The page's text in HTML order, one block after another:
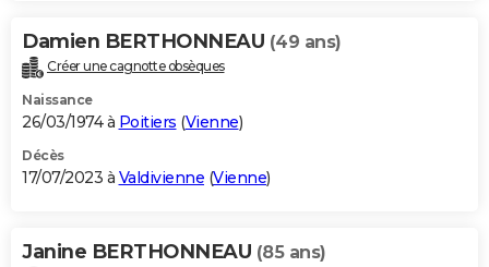
Damien BERTHONNEAU (49 ans)
Créer une cagnotte obsèques
Naissance
26/03/1974 à Poitiers (Vienne)
Décès
17/07/2023 à Valdivienne (Vienne)
Janine BERTHONNEAU (85 ans)